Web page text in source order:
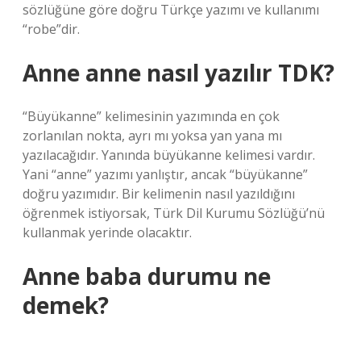
sözlüğüne göre doğru Türkçe yazımı ve kullanımı
“robe”dir.
Anne anne nasıl yazılır TDK?
“Büyükanne” kelimesinin yazımında en çok
zorlanılan nokta, ayrı mı yoksa yan yana mı
yazılacağıdır. Yanında büyükanne kelimesi vardır.
Yani “anne” yazımı yanlıştır, ancak “büyükanne”
doğru yazımıdır. Bir kelimenin nasıl yazıldığını
öğrenmek istiyorsak, Türk Dil Kurumu Sözlüğü’nü
kullanmak yerinde olacaktır.
Anne baba durumu ne
demek?